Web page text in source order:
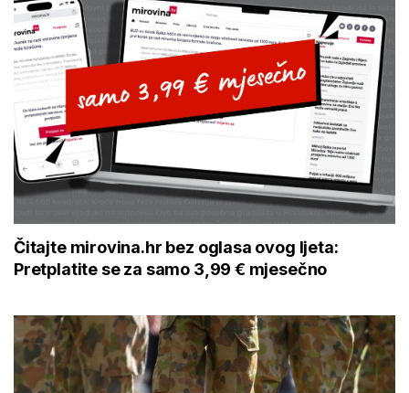
Čitajte mirovina.hr bez oglasa ovog ljeta:
Pretplatite se za samo 3,99 € mjesečno